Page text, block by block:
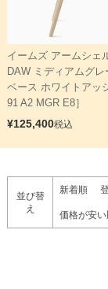
イームズ アームシェ
DAW ミディアムグレ
ベース ホワイトアッ
91 A2 MGR E8］
¥125,400税込
並び替
え
新着順
価格が安